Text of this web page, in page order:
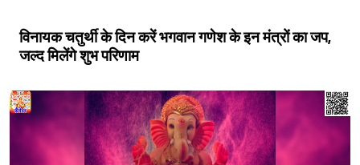
विनायक चतुर्थी के दिन करें भगवान गणेश के इन मंत्रों का जप,
जल्द मिलेंगे शुभ परिणाम